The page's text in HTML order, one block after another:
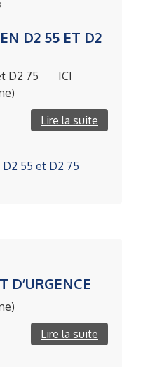
D2 55 ET D2
et D2 75 ICI
Lire la suite
D’URGENCE
Lire la suite